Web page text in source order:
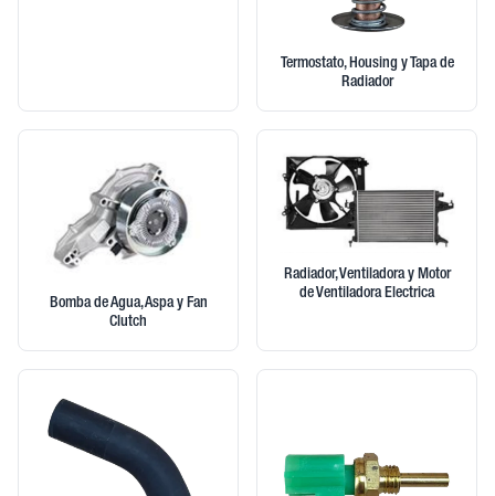
Termostato, Housing y Tapa de
Radiador
Bomba de Agua, Aspa y Fan
Clutch
Radiador, Ventiladora y Motor
de Ventiladora Electrica